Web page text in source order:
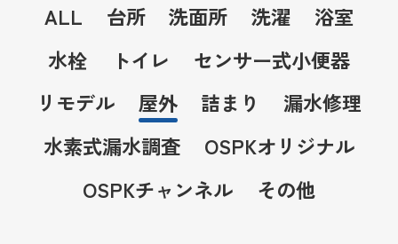
ALL 台所 洗面所 洗濯
浴室
水栓
トイレ
センサー式小便器
リモデル
屋外 詰まり
漏水修理
水素式漏水調査
OSPKオリジナル
OSPKチャンネル
その他